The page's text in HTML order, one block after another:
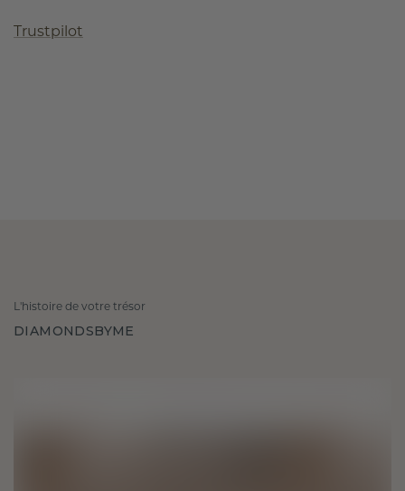
Trustpilot
L'histoire de votre trésor
DIAMONDSBYME